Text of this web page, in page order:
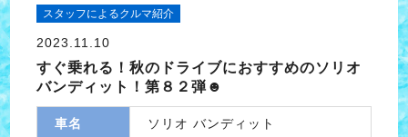
スタッフによるクルマ紹介
2023.11.10
すぐ乗れる！秋のドライブにおすすめのソリオ
バンディット！第８２弾☻
車名 ソリオ バンディット